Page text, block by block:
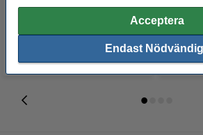
Acceptera
Endast
425 kr Inkl. 25% Moms